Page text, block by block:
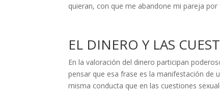
quieran, con que me abandone mi pareja
EL DINERO Y LAS
En la valoración del dinero participan
pensar que esa frase es la manifestación de
misma conducta que en las cuestiones